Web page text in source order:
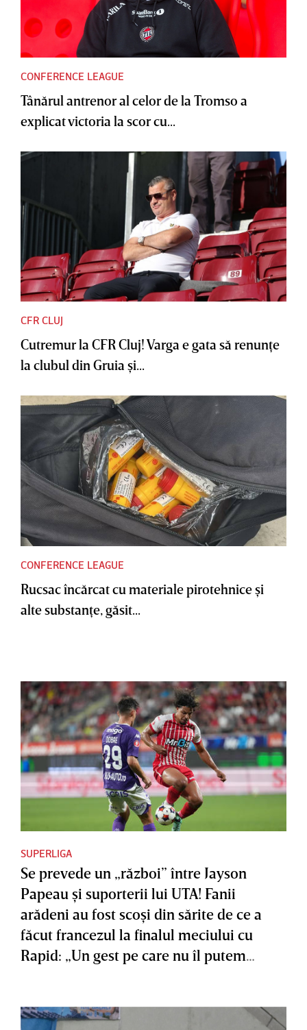
CONFERENCE LEAGUE
Tânărul antrenor al celor de la Tromso a
explicat victoria la scor cu...
CFR CLUJ
Cutremur la CFR Cluj! Varga e gata să renunţe
la clubul din Gruia şi...
CONFERENCE LEAGUE
Rucsac încărcat cu materiale pirotehnice şi
alte substanţe, găsit...
SUPERLIGA
Se prevede un „război” între Jayson
Papeau şi suporterii lui UTA! Fanii
arădeni au fost scoşi din sărite de ce a
făcut francezul la finalul meciului cu
Rapid: „Un gest pe care nu îl putem